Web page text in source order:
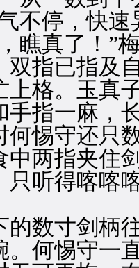
停，快速
瞧真了！”
双指已指及
上格。玉真
手指一麻，
何惕守还只
中两指夹住
只听得喀喀
数寸剑柄往
。何惕守一